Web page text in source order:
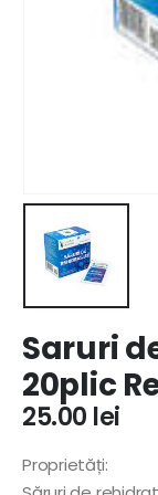
Saruri
20plic
25.00 lei
Proprietăți: